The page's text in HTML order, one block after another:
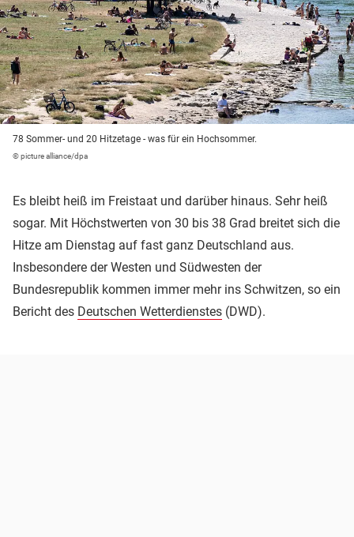
78 Sommer- und 20 Hitzetage - was für ein Hochsommer.
© picture alliance/dpa
Es bleibt heiß im Freistaat und darüber hinaus. Sehr heiß
sogar. Mit Höchstwerten von 30 bis 38 Grad breitet sich die
Hitze am Dienstag auf fast ganz Deutschland aus.
Insbesondere der Westen und Südwesten der
Bundesrepublik kommen immer mehr ins Schwitzen, so ein
Bericht des Deutschen Wetterdienstes (DWD).